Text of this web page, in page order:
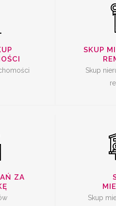
SKUP
Skup
ZA
Skup
SKUP